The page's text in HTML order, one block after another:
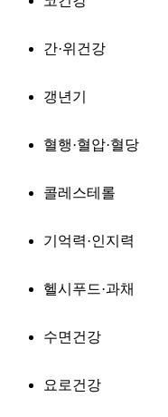
간·위건강
갱년기
혈행·혈압·혈당
콜레스테롤
기억력·인지력
헬시푸드·과채
수면건강
요로건강